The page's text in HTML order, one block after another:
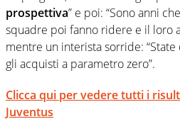
prospettiva” e poi: “Sono anni
squadre poi fanno ridere e il loro
mentre un interista sorride:
gli acquisti a parametro zero”.
Clicca qui per vedere tutti i
Juventus